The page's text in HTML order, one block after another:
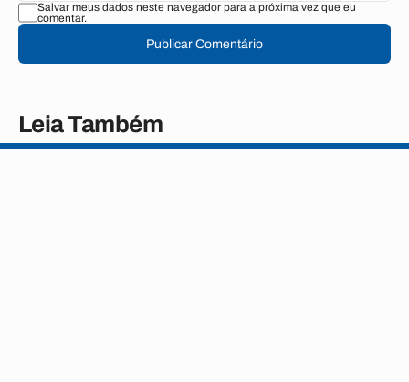
Salvar meus dados neste navegador para a próxima vez que eu
comentar.
Publicar Comentário
Leia Também